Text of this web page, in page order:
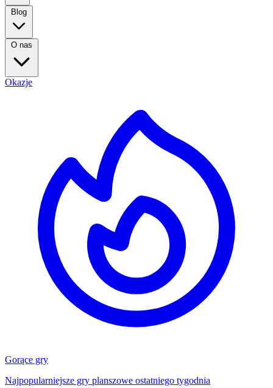
Blog
O nas
Okazje
Gorące gry
Najpopularniejsze gry planszowe ostatniego tygodnia